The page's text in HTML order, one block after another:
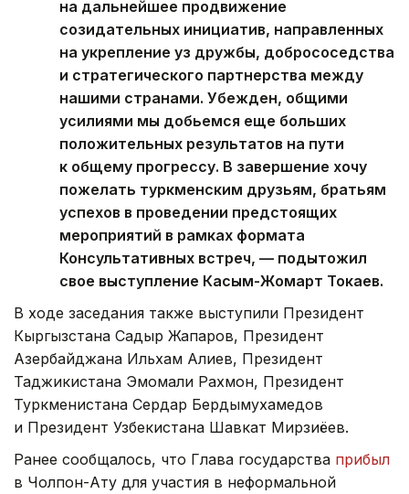
на дальнейшее продвижение
созидательных инициатив, направленных
на укрепление уз дружбы, добрососедства
и стратегического партнерства между
нашими странами. Убежден, общими
усилиями мы добьемся еще больших
положительных результатов на пути
к общему прогрессу. В завершение хочу
пожелать туркменским друзьям, братьям
успехов в проведении предстоящих
мероприятий в рамках формата
Консультативных встреч, — подытожил
свое выступление Касым-Жомарт Токаев.
В ходе заседания также выступили Президент
Кыргызстана Садыр Жапаров, Президент
Азербайджана Ильхам Алиев, Президент
Таджикистана Эмомали Рахмон, Президент
Туркменистана Сердар Бердымухамедов
и Президент Узбекистана Шавкат Мирзиёев.
Ранее сообщалось, что Глава государства прибыл
в Чолпон-Ату для участия в неформальной